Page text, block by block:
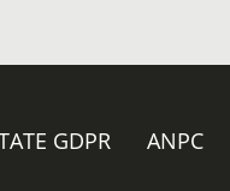
GDPR ANPC